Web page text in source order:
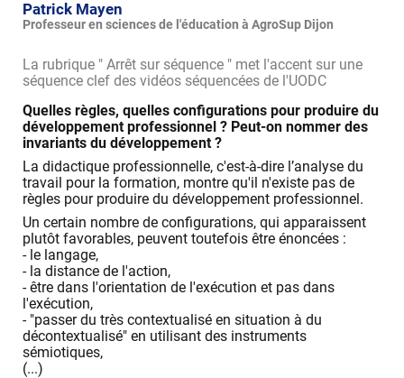
Patrick Mayen
Professeur en sciences de l'éducation à AgroSup Dijon
La rubrique " Arrêt sur séquence " met l'accent sur une
séquence clef des vidéos séquencées de l'UODC
Quelles règles, quelles configurations pour produire du
développement professionnel ? Peut-on nommer des
invariants du développement ?
La didactique professionnelle, c'est-à-dire l’analyse du
travail pour la formation, montre qu'il n'existe pas de
règles pour produire du développement professionnel.
Un certain nombre de configurations, qui apparaissent
plutôt favorables, peuvent toutefois être énoncées :
- le langage,
- la distance de l'action,
- être dans l'orientation de l'exécution et pas dans
l'exécution,
- "passer du très contextualisé en situation à du
décontextualisé" en utilisant des instruments
sémiotiques,
(...)